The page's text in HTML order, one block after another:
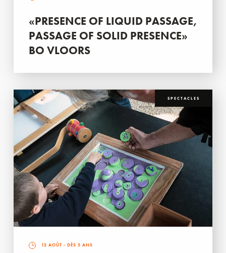
«PRESENCE OF LIQUID PASSAGE,
PASSAGE OF SOLID PRESENCE»
BO VLOORS
SPECTACLES
12 AOÛT - DÈS 5 ANS